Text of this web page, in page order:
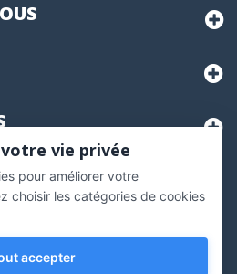
des Avis Garantis,
Grego - tous droits
réservés.
vie privée
pour améliorer votre
choisir les catégories de cookies
accepter